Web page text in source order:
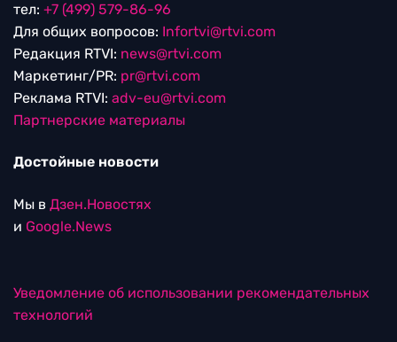
тел: +7 (499) 579-86-96
Для общих вопросов: Infortvi@rtvi.com
Редакция RTVI: news@rtvi.com
Маркетинг/PR: pr@rtvi.com
Реклама RTVI: adv-eu@rtvi.com
Партнерские материалы
Достойные новости
Мы в Дзен.Новостях
и Google.News
Уведомление об использовании рекомендательных
технологий